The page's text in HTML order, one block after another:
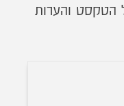
הטקסט והערות